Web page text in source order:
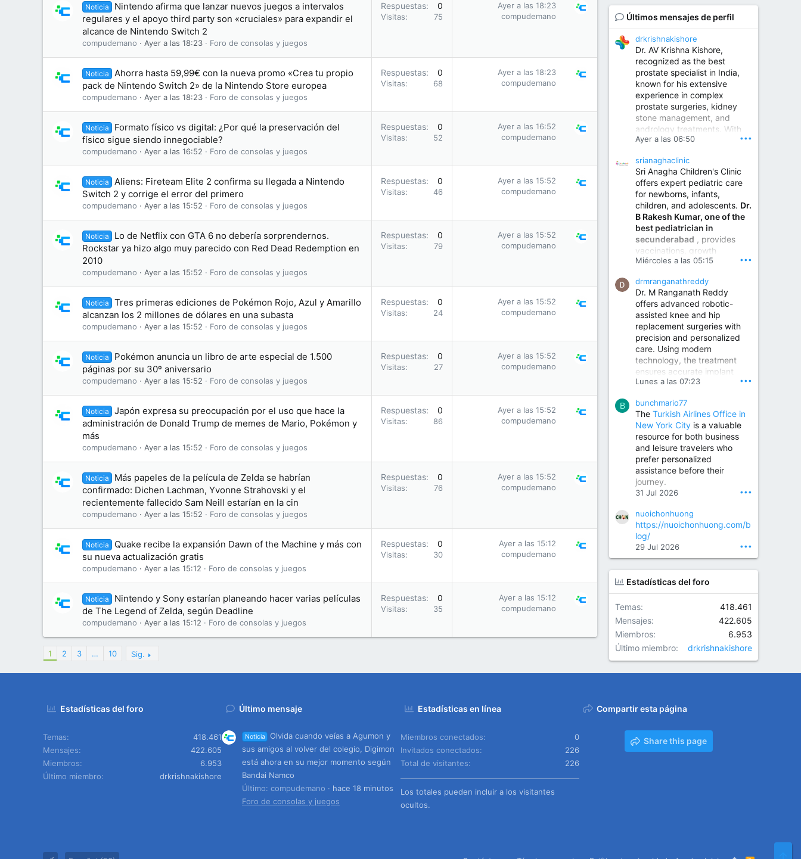
Noticia
Nintendo afirma que lanzar nuevos juegos a intervalos
regulares y el apoyo third party son «cruciales» para expandir el
alcance de Nintendo Switch 2
compudemano Ayer a las 18:23 Foro de consolas y juegos
Respuestas 0
Visitas 75
Ayer a las 18:23
compudemano
Noticia
Ahorra hasta 59,99€ con la nueva promo «Crea tu propio
pack de Nintendo Switch 2» de la Nintendo Store europea
compudemano Ayer a las 18:23 Foro de consolas y juegos
Respuestas 0
Visitas 68
Ayer a las 18:23
compudemano
Noticia
Formato físico vs digital: ¿Por qué la preservación del
físico sigue siendo innegociable?
compudemano Ayer a las 16:52 Foro de consolas y juegos
Respuestas 0
Visitas 52
Ayer a las 16:52
compudemano
Noticia
Aliens: Fireteam Elite 2 confirma su llegada a Nintendo
Switch 2 y corrige el error del primero
compudemano Ayer a las 15:52 Foro de consolas y juegos
Respuestas 0
Visitas 46
Ayer a las 15:52
compudemano
Noticia
Lo de Netflix con GTA 6 no debería sorprendernos.
Rockstar ya hizo algo muy parecido con Red Dead Redemption en
2010
compudemano Ayer a las 15:52 Foro de consolas y juegos
Respuestas 0
Visitas 79
Ayer a las 15:52
compudemano
Noticia
Tres primeras ediciones de Pokémon Rojo, Azul y Amarillo
alcanzan los 2 millones de dólares en una subasta
compudemano Ayer a las 15:52 Foro de consolas y juegos
Respuestas 0
Visitas 24
Ayer a las 15:52
compudemano
Noticia
Pokémon anuncia un libro de arte especial de 1.500
páginas por su 30º aniversario
compudemano Ayer a las 15:52 Foro de consolas y juegos
Respuestas 0
Visitas 27
Ayer a las 15:52
compudemano
Noticia
Japón expresa su preocupación por el uso que hace la
administración de Donald Trump de memes de Mario, Pokémon y
más
compudemano Ayer a las 15:52 Foro de consolas y juegos
Respuestas 0
Visitas 86
Ayer a las 15:52
compudemano
Noticia
Más papeles de la película de Zelda se habrían
confirmado: Dichen Lachman, Yvonne Strahovski y el
recientemente fallecido Sam Neill estarían en la cin
compudemano Ayer a las 15:52 Foro de consolas y juegos
Respuestas 0
Visitas 76
Ayer a las 15:52
compudemano
Noticia
Quake recibe la expansión Dawn of the Machine y más con
su nueva actualización gratis
compudemano Ayer a las 15:12 Foro de consolas y juegos
Respuestas 0
Visitas 30
Ayer a las 15:12
compudemano
Noticia
Nintendo y Sony estarían planeando hacer varias películas
de The Legend of Zelda, según Deadline
compudemano Ayer a las 15:12 Foro de consolas y juegos
Respuestas 0
Visitas 35
Ayer a las 15:12
compudemano
1 2 3 … 10 Sig.
Últimos mensajes de perfil
drkrishnakishore
Dr. AV Krishna Kishore,
recognized as the best
prostate specialist in India,
known for his extensive
experience in complex
prostate surgeries, kidney
stone management, and
andrology treatments. With
years of surgical practice and
invasive and robotic
techniques.
Best Urologist in Vijayawada | Urology Specialist in Vijayawada
Dr. A. V. Krishna Kishore,
the Best Urologist...
www.drkrishnakishore.com
Ayer a las 06:50 •••
srianaghaclinic
Sri Anagha Children's Clinic
offers expert pediatric care
for newborns, infants,
children, and adolescents. Dr.
B Rakesh Kumar, one of the
best pediatrician in
secunderabad , provides
vaccinations, growth
monitoring, newborn care,
illnesses, nutrition guidance,
and preventive healthcare in
a child-friendly environment.
Children Hospital in Secunderabad | Best Pediatrician in Hyderabad | Neonatologist in Medchal
Our pediatrician and
Neonatologist team at...
www.srianaghaclinic.com
Miércoles a las 05:15 •••
drmranganathreddy
Dr. M Ranganath Reddy
offers advanced robotic-
assisted knee and hip
replacement surgeries with
precision and personalized
care. Using modern
technology, the treatment
ensures accurate implant
placement, reduced pain,
improved joint function,
helping patients return to an
active and comfortable
lifestyle.
Orthopedic Surgeon in Kondapur | Best Orthopedic Doctor in Kondapur | Dr. M. Ranganath Reddy
Consult Dr. M. Ranganath
Reddy, the best...
www.drranganathreddy.co
m
Lunes a las 07:23 •••
B bunchmario77
The Turkish Airlines Office in
New York City is a valuable
resource for both business
and leisure travelers who
prefer personalized
assistance before their
journey.
31 Jul 2026 •••
nuoichonhuong
https://nuoichonhuong.com/b
log/
29 Jul 2026 •••
Estadísticas del foro
Temas
418.461
Mensajes
422.605
Miembros
6.953
Último miembro
drkrishnakishore
Estadísticas del foro
Temas
418.461
Mensajes
422.605
Miembros
6.953
Último miembro
drkrishnakishore
Último mensaje
Noticia
Olvida cuando veías a Agumon y
sus amigos al volver del colegio, Digimon
está ahora en su mejor momento según
Bandai Namco
Último: compudemano
hace 18 minutos
Foro de consolas y juegos
Estadísticas en línea
Miembros conectados
0
Invitados conectados
226
Total de visitantes
226
Los totales pueden incluir a los visitantes
ocultos.
Compartir esta página
Share this page